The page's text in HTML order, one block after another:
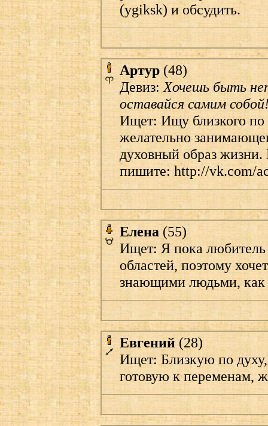
(ygiksk) и обсудить.
Артур (48)
Девиз:Хочешь быть
оставайся самим
Ищет: Ищу близкого по
желательно
духовный образ жизни.
пишите: http://vk.com/
Елена (55)
Ищет: Я пока
областей, поэтому
знающими людьми, как
Евгений (28)
Ищет: Близкую по
готовую к переменам,